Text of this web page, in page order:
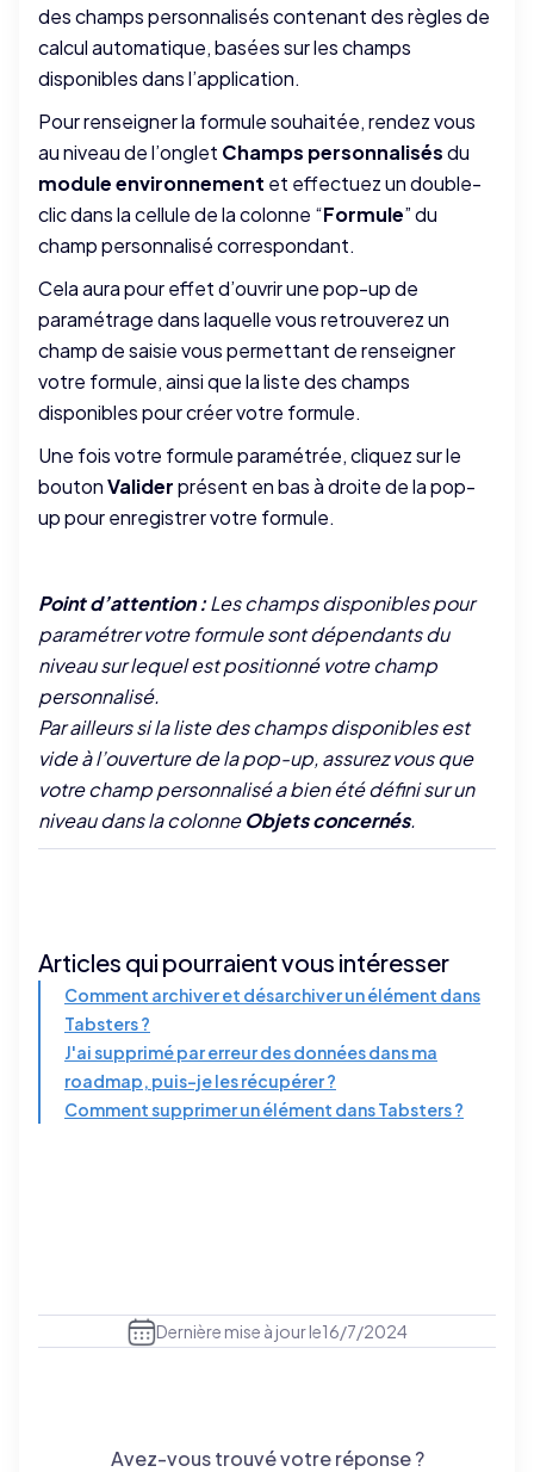
des champs personnalisés contenant des règles de
calcul automatique, basées sur les champs
disponibles dans l’application.
Pour renseigner la formule souhaitée, rendez vous
au niveau de l’onglet Champs personnalisésdu
module environnement et effectuez un double-
clic dans la cellule de la colonne “Formule” du
champ personnalisé correspondant.
Cela aura pour effet d’ouvrir une pop-up de
paramétrage dans laquelle vous retrouverez un
champ de saisie vous permettant de renseigner
votre formule, ainsi que la liste des champs
disponibles pour créer votre formule.
Une fois votre formule paramétrée, cliquez sur le
boutonValiderprésent en bas à droite de la pop-
up pour enregistrer votre formule.
Point d’attention :Les champs disponibles pour
paramétrer votre formule sont dépendants du
niveau sur lequel est positionné votre champ
personnalisé.
Par ailleurs si la liste des champs disponibles est
vide à l’ouverture de la pop-up, assurez vous que
votre champ personnalisé a bien été défini sur un
niveau dans la colonneObjets concernés.
Articles qui pourraient vous intéresser
Comment archiver et désarchiver un élément dans
Tabsters ?
J'ai supprimé par erreur des données dans ma
roadmap, puis-je les récupérer ?
Comment supprimer un élément dans Tabsters ?
Dernière mise à jour le16/7/2024
Avez-vous trouvé votre réponse ?